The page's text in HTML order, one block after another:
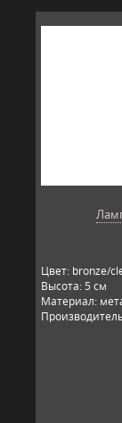
Цвет: bronze/
Высота: 5 см
Материал: